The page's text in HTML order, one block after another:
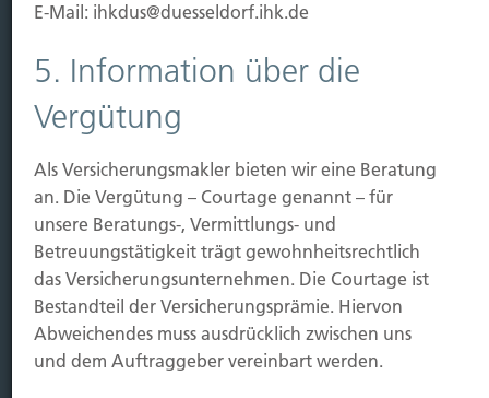
Leistung
Leben
Sichern
Immobilien Vers.
Kauf Grundstück
Baubeginn
Baufertigstellung/Hauskauf
Einzug/Vermietung
Schaden
Kontakt
E-Mail: ihkdus@duesseldorf.ihk.de
5. Information über die
Vergütung
Als Versicherungsmakler bieten wir eine Beratung
an. Die Vergütung – Courtage genannt – für
unsere Beratungs-, Vermittlungs- und
Betreuungstätigkeit trägt gewohnheitsrechtlich
das Versicherungsunternehmen. Die Courtage ist
Bestandteil der Versicherungsprämie. Hiervon
Abweichendes muss ausdrücklich zwischen uns
und dem Auftraggeber vereinbart werden.